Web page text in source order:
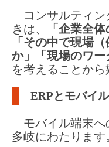
コンサルティン
きは、
「企業全
「その中で現場
か」「現場のワー
を考えることから
ERPとモバイ
モバイル端末へ
多岐にわたります